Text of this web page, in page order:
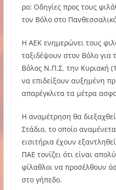
ρο: Οδηγίες προς τους
τον Βόλο στο
Η ΑΕΚ ενημερώνει τους
ταξιδέψουν στον Βόλο για
Βόλος Ν.Π.Σ. την Κυριακή
να επιδείξουν αυξημένη
απαρέγκλιτα τα μέτρα
Η αναμέτρηση θα
Στάδιο, το οποίο
εισιτήρια έχουν
ΠΑΕ τονίζει ότι είναι
φίλαθλοι να προσέλθουν
στο γήπεδο.